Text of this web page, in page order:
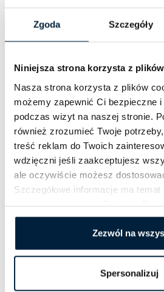
Zgoda Szczegóły
Niniejsza strona korzysta z
Nasza strona korzysta z plików
możemy zapewnić Ci bezpieczne
podczas wizyt na naszej stronie.
również zrozumieć Twoje
treść reklam do Twoich
wdzięczni jeśli zaakceptujesz
ale oczywiście możesz
Szczegółowe informacje ma
Zezwól na
Spersonalizuj
Ubezpieczenie
📧
Z racji wyjazdu
zabranie ze sobą
Sprawdź regulamin
Festiwal
Galeria
źródło: festival-of-